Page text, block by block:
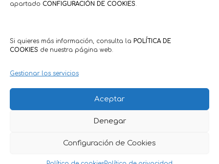
apartado CONFIGURACIÓN DE COOKIES.
Si quieres más información, consulta la POLÍTICA DE
COOKIES de nuestra página web.
Gestionar los servicios
Aceptar
Denegar
Configuración de Cookies
Condiciones Generales Clientes·Condiciones Generales